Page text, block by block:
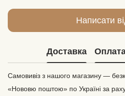
Написати
Доставка
Самовивіз з нашого магазину —
«Нововю поштою» по Україні за